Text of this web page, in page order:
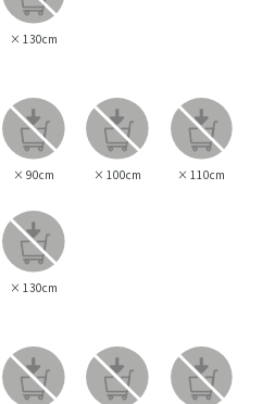
× 130cm
× 90cm × 100cm × 110cm
× 130cm